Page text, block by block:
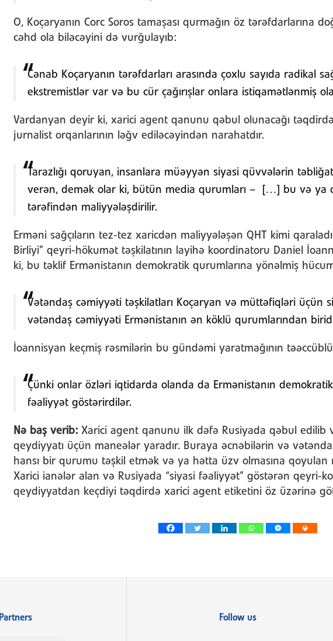
O, Koçaryanın Corc Soros tamaşası qurmağın öz tərəfdarlarına
cəhd ola biləcəyini də vurğulayıb:
Cənab Koçaryanın tərəfdarları arasında çoxlu sayıda radikal
ekstremistlər var və bu cür çağırışlar onlara istiqamətlənmiş
Vardanyan deyir ki, xarici agent qanunu qəbul olunacağı
jurnalist orqanlarının ləğv ediləcəyindən narahatdır.
Tarazlığı qoruyan, insanlara müəyyən siyasi qüvvələrin
verən, demək olar ki, bütün media qurumları – […] bu və ya
tərəfindən maliyyələşdirilir.
Erməni sağçıların tez-tez xaricdən maliyyələşən QHT kimi
Birliyi” qeyri-hökumət təşkilatının layihə koordinatoru Daniel
ki, bu təklif Ermənistanın demokratik qurumlarına yönəlmiş
Vətəndaş cəmiyyəti təşkilatları Koçaryan və müttəfiqləri üçün
vətəndaş cəmiyyəti Ermənistanın ən köklü qurumlarından
İoannisyan keçmiş rəsmilərin bu gündəmi yaratmağının təəccüblü
Çünki onlar özləri iqtidarda olanda da Ermənistanın
fəaliyyət göstərirdilər.
Nə baş verib: Xarici agent qanunu ilk dəfə Rusiyada qəbul edilib
qeydiyyatı üçün maneələr yaradır. Buraya əcnəbilərin və
hansı bir qurumu təşkil etmək və ya hətta üzv olmasına
Xarici ianələr alan və Rusiyada “siyasi fəaliyyət” göstərən qeyri-
qeydiyyatdan keçdiyi təqdirdə xarici agent etiketini öz üzərinə
Partners Follow us